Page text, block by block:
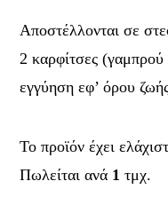
Αποστέλλονται σε
2 καρφίτσες
εγγύηση εφ’ όρου
Το προϊόν έχει
Πωλείται ανά 1 τμχ.